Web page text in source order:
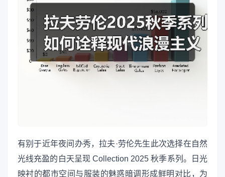
有别于近年夜间办秀，拉夫·劳伦先生此次选择在自然
光线充盈的白天呈现 Collection 2025 秋季系列。日光
映衬的都市空间与服装的魅惑暗调形成鲜明对比，为